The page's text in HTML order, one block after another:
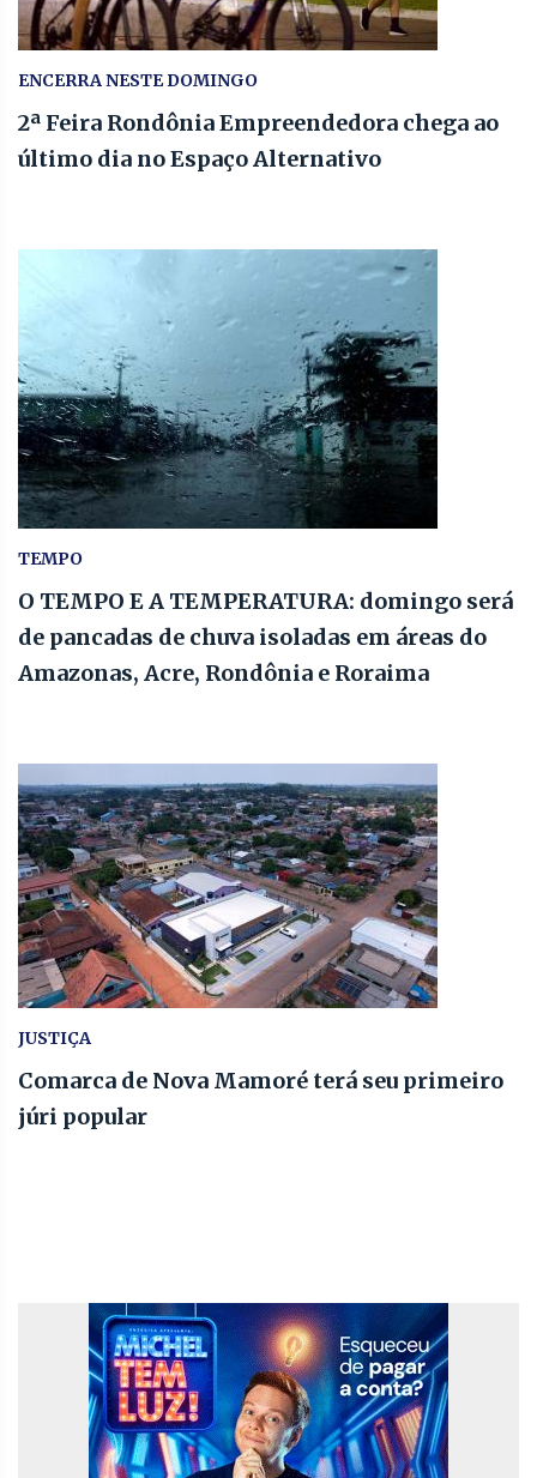
ENCERRA NESTE DOMINGO
2ª Feira Rondônia Empreendedora chega ao
último dia no Espaço Alternativo
TEMPO
O TEMPO E A TEMPERATURA: domingo será
de pancadas de chuva isoladas em áreas do
Amazonas, Acre, Rondônia e Roraima
JUSTIÇA
Comarca de Nova Mamoré terá seu primeiro
júri popular